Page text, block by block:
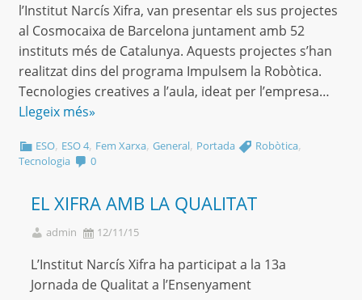
l’Institut Narcís Xifra, van presentar els sus projectes
al Cosmocaixa de Barcelona juntament amb 52
instituts més de Catalunya. Aquests projectes s’han
realitzat dins del programa Impulsem la Robòtica.
Tecnologies creatives a l’aula, ideat per l’empresa…
Llegeix més»
ESO, ESO 4, Fem Xarxa,General, Portada Robòtica,
Tecnologia 0
EL XIFRA AMB LA QUALITAT
admin 12/11/15
L’Institut Narcís Xifra ha participat a la 13a
Jornada de Qualitat a l’Ensenyament